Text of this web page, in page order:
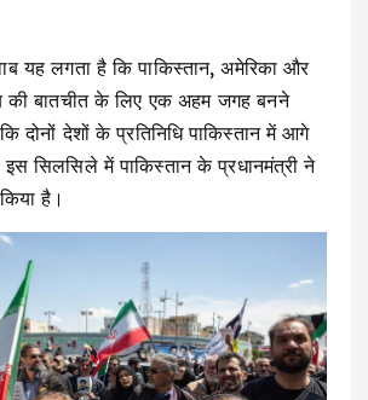
यह लगता है कि पाकिस्तान, अमेरिका और
की बातचीत के लिए एक अहम जगह बनने
दोनों देशों के प्रतिनिधि पाकिस्तान में आगे
सिलसिले में पाकिस्तान के प्रधानमंत्री ने
है।